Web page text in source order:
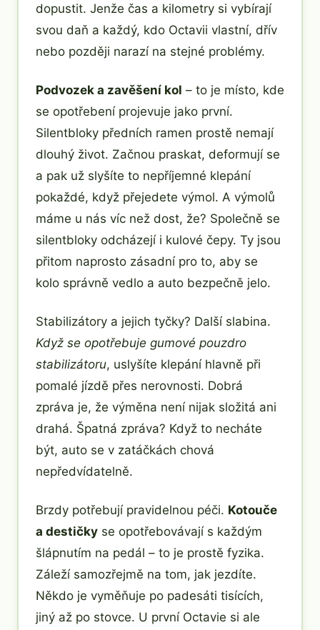
dopustit. Jenže čas a kilometry si vybírají
svou daň a každý, kdo Octavii vlastní, dřív
nebo později narazí na stejné problémy.
Podvozek a zavěšení kol – to je místo, kde
se opotřebení projevuje jako první.
Silentbloky předních ramen prostě nemají
dlouhý život. Začnou praskat, deformují se
a pak už slyšíte to nepříjemné klepání
pokaždé, když přejedete výmol. A výmolů
máme u nás víc než dost, že? Společně se
silentbloky odcházejí i kulové čepy. Ty jsou
přitom naprosto zásadní pro to, aby se
kolo správně vedlo a auto bezpečně jelo.
Stabilizátory a jejich tyčky? Další slabina.
Když se opotřebuje gumové pouzdro
stabilizátoru, uslyšíte klepání hlavně při
pomalé jízdě přes nerovnosti. Dobrá
zpráva je, že výměna není nijak složitá ani
drahá. Špatná zpráva? Když to necháte
být, auto se v zatáčkách chová
nepředvídatelně.
Brzdy potřebují pravidelnou péči. Kotouče
a destičky se opotřebovávají s každým
šlápnutím na pedál – to je prostě fyzika.
Záleží samozřejmě na tom, jak jezdíte.
Někdo je vyměňuje po padesáti tisících,
jiný až po stovce. U první Octavie si ale